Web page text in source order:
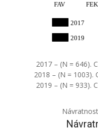
FAV FEK
2017
2019
2017 – (N = 646).
2018 – (N = 1003).
2019 – (N = 933).